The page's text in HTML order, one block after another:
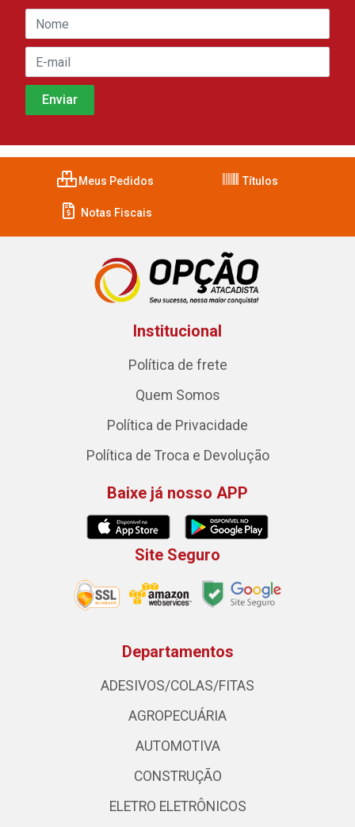
Meus Pedidos Títulos
Notas Fiscais
Institucional
Política de frete
Quem Somos
Política de Privacidade
Política de Troca e Devolução
Baixe já nosso APP
Site Seguro
Departamentos
ADESIVOS/COLAS/FITAS
AGROPECUÁRIA
AUTOMOTIVA
CONSTRUÇÃO
ELETRO ELETRÔNICOS